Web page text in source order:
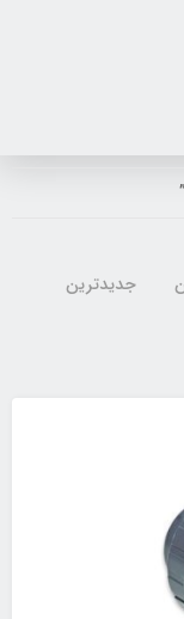
جدیدترین